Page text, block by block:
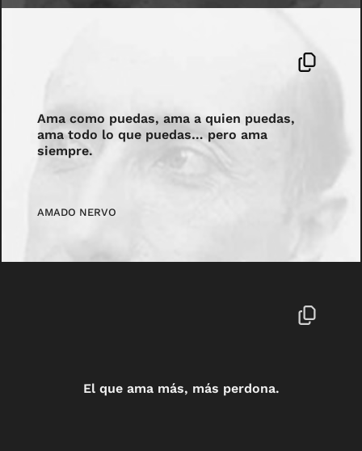
Ama como puedas, ama a quien puedas,
ama todo lo que puedas… pero ama
siempre.
AMADO NERVO
El que ama más, más perdona.